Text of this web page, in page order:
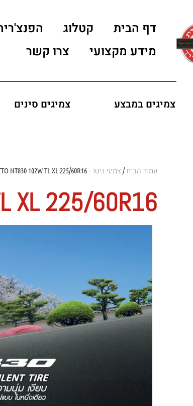
דף הבית קטלוג
מידע מקצועי
צרו קשר
צמיגים במבצע צמיגים סינים
עמוד הבית/ צמיגי ניטו - NITTO NT830 102W TL XL 225/60R16
XL 225/60R16